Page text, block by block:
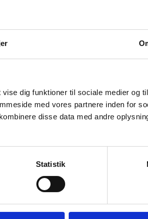
dig funktioner til sociale medier og
med vores partnere inden for
disse data med andre
Statistik